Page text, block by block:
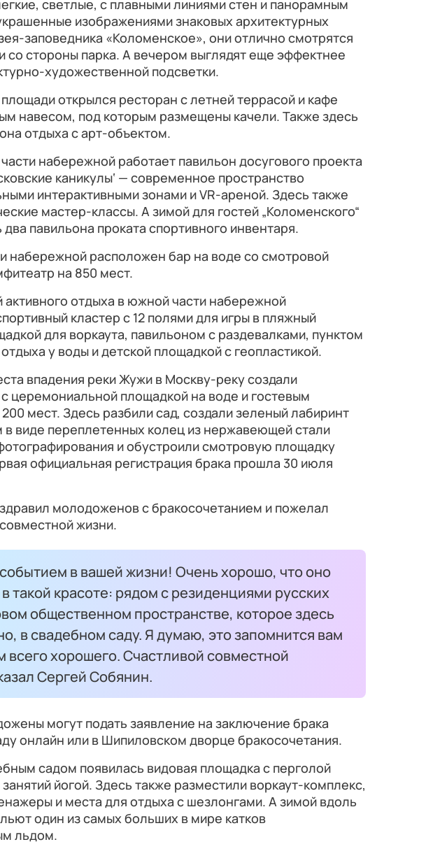
светлые, с плавными линиями стен и панорамным
изображениями знаковых архитектурных
заповедника «Коломенское», они отлично смотрятся
со стороны парка. А вечером выглядят еще эффектнее
художественной подсветки.
открылся ресторан с летней террасой и кафе
навесом, под которым размещены качели. Также здесь
отдыха с арт-объектом.
набережной работает павильон досугового проекта
каникулы‘ — современное пространство
интерактивными зонами и VR-ареной. Здесь также
мастер-классы. А зимой для гостей „Коломенского“
два павильона проката спортивного инвентаря.
набережной расположен бар на воде со смотровой
на 850 мест.
отдыха в южной части набережной
кластер с 12 полями для игры в пляжный
для воркаута, павильоном с раздевалками, пунктом
у воды и детской площадкой с геопластикой.
впадения реки Жужи в Москву-реку создали
церемониальной площадкой на воде и гостевым
мест. Здесь разбили сад, создали зеленый лабиринт
в виде переплетенных колец из нержавеющей стали
и обустроили смотровую площадку
официальная регистрация брака прошла 30 июля
молодоженов с бракосочетанием и пожелал
жизни.
в вашей жизни! Очень хорошо, что оно
такой красоте: рядом с резиденциями русских
общественном пространстве, которое здесь
в свадебном саду. Я думаю, это запомнится вам
всего хорошего. Счастливой совместной
Сергей Собянин.
могут подать заявление на заключение брака
онлайн или в Шипиловском дворце бракосочетания.
садом появилась видовая площадка с перголой
йогой. Здесь также разместили воркаут-комплекс,
и места для отдыха с шезлонгами. А зимой вдоль
один из самых больших в мире катков
льдом.